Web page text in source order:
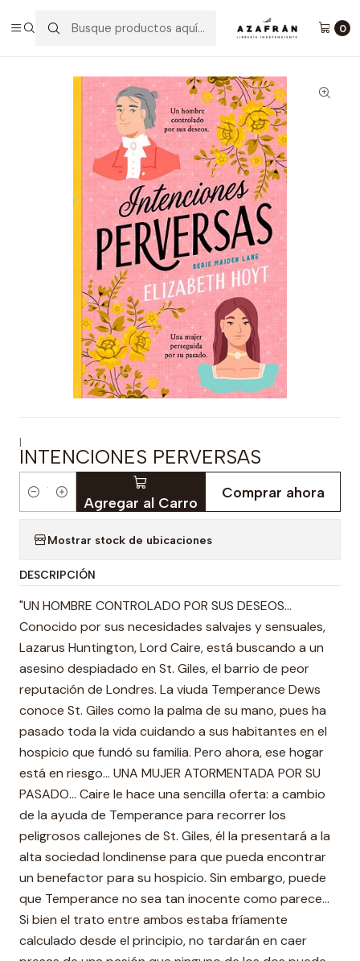
0
Romántica
Intenciones Perversas
|
INTENCIONES PERVERSAS
Cantidad Agregar al Carro
Comprar ahora
Mostrar stock de ubicaciones
DESCRIPCIÓN
"UN HOMBRE CONTROLADO POR SUS DESEOS…
Conocido por sus necesidades salvajes y sensuales,
Lazarus Huntington, Lord Caire, está buscando a un
asesino despiadado en St. Giles, el barrio de peor
reputación de Londres. La viuda Temperance Dews
conoce St. Giles como la palma de su mano, pues ha
pasado toda la vida cuidando a sus habitantes en el
hospicio que fundó su familia. Pero ahora, ese hogar
está en riesgo… UNA MUJER ATORMENTADA POR SU
PASADO… Caire le hace una sencilla oferta: a cambio
de la ayuda de Temperance para recorrer los
peligrosos callejones de St. Giles, él la presentará a la
alta sociedad londinense para que pueda encontrar
un benefactor para su hospicio. Sin embargo, puede
que Temperance no sea tan inocente como parece…
Si bien el trato entre ambos estaba fríamente
calculado desde el principio, no tardarán en caer